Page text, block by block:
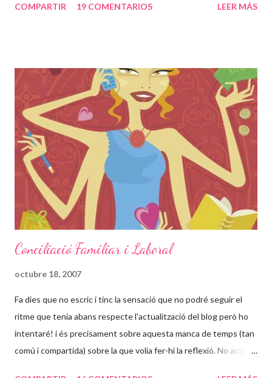
tinc 31, això voldria dir casi tota la meva vida. És increible que
embarassos, jo que només he passat un i tractada com una
reina, com pot haver estat esta noia set cops embarassada des
dels 24 anys, haver parit set cops en aquella habitació i tenir uns
nens que no han vist la llum del dia. Nou dels vint-i-quatre anys
tancada els va passar en una única "habitació"... no em puc
imaginar en quin estat psicologic deu estar aquesta dona que
ara té 42 anys. Com no s'ha pog...
COMPARTIR 19 COMENTARIOS LEER MÁS
Conciliació Familiar i Laboral
octubre 18, 2007
Fa dies que no escric i tinc la sensació que no podré seguir el
ritme que tenia abans respecte l'actualització del blog però ho
intentaré! i és precisament sobre aquesta manca de temps (tan
comú i compartida) sobre la que volia fer-hi la reflexió. No acabo